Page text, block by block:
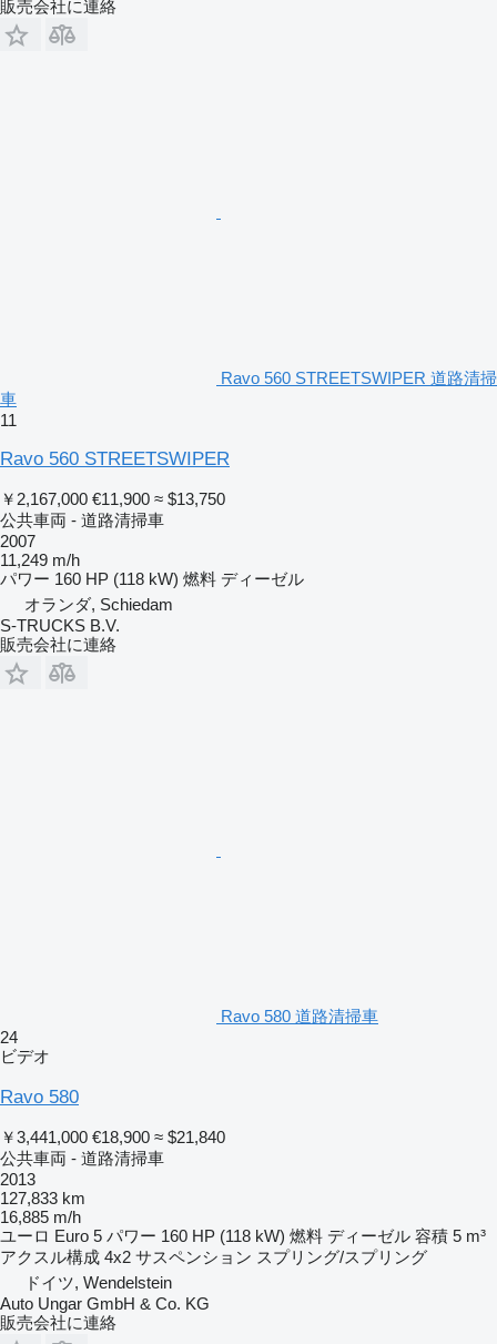
販売会社に連絡
Ravo 560 STREETSWIPER 道路清掃
車
11
Ravo 560 STREETSWIPER
￥2,167,000 €11,900 ≈ $13,750
公共車両 - 道路清掃車
2007
11,249 m/h
パワー 160 HP (118 kW) 燃料 ディーゼル
オランダ, Schiedam
S-TRUCKS B.V.
販売会社に連絡
Ravo 580 道路清掃車
24
ビデオ
Ravo 580
￥3,441,000 €18,900 ≈ $21,840
公共車両 - 道路清掃車
2013
127,833 km
16,885 m/h
ユーロ Euro 5 パワー 160 HP (118 kW) 燃料 ディーゼル 容積 5 m³
アクスル構成 4x2 サスペンション スプリング/スプリング
ドイツ, Wendelstein
Auto Ungar GmbH & Co. KG
販売会社に連絡